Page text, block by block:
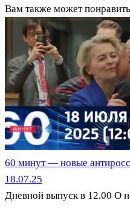
Вам также может
60 минут — новые
18.07.25
Дневной выпуск в 12.00 О